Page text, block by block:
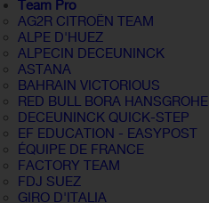
Team Pro
AG2R CITROËN TEAM
ALPE D'HUEZ
ALPECIN DECEUNINCK
ASTANA
BAHRAIN VICTORIOUS
RED BULL BORA HANSGROHE
DECEUNINCK QUICK-STEP
EF EDUCATION - EASYPOST
ÉQUIPE DE FRANCE
FACTORY TEAM
FDJ SUEZ
GIRO D'ITALIA